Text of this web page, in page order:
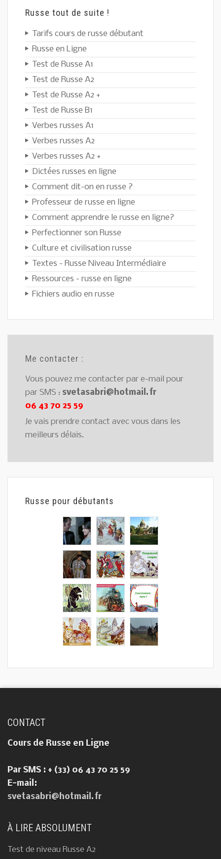
Russe tout de suite !
Tarifs cours de russe débutant
Russe en Ligne
Test de Russe A1
Test de Russe A2
Test de Russe A2 +
Test de Russe B1
Verbes russes A1
Verbes russes A2
Verbes russes A2 +
Dictées russes en ligne
Comment dit-on en russe ?
Professeur de russe en ligne
Comment apprendre le russe en ligne?
Perfectionner son Russe
Culture et civilisation russe
Textes - Russe Niveau Intermédiaire
Ressources - russe en ligne
Fichiers audio en russe
Me contacter :
Vous pouvez me contacter par e-mail pour
par SMS : svetasabri@hotmail.fr
06 43 70 25 59
Je vais prendre contact avec vous dans les
meilleurs délais.
Russe pour débutants
CONTACT
Cours de Russe en Ligne
Par SMS : + (33) 06 43 70 25 59
E-mail:
svetasabri@hotmail.fr
À LIRE ABSOLUMENT
Test de niveau Russe A2